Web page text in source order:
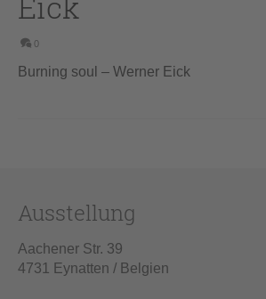
0
Burning soul – Werner Eick
Ausstellung
Aachener Str. 39
4731 Eynatten / Belgien